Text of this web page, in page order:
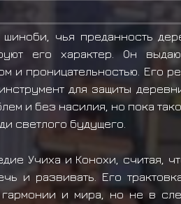
чья преданность
его характер. Он
и проницательностью. Его
для защиты
и без насилия, но пока
светлого будущего.
Учиха и Конохи, считая,
и развивать. Его
и мира, но не в